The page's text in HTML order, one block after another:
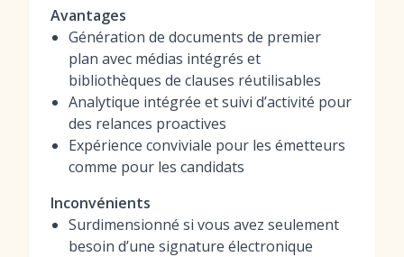
Avantages
Génération de documents de premier
plan avec médias intégrés et
bibliothèques de clauses réutilisables
Analytique intégrée et suivi d’activité pour
des relances proactives
Expérience conviviale pour les émetteurs
comme pour les candidats
Inconvénients
Surdimensionné si vous avez seulement
besoin d’une signature électronique